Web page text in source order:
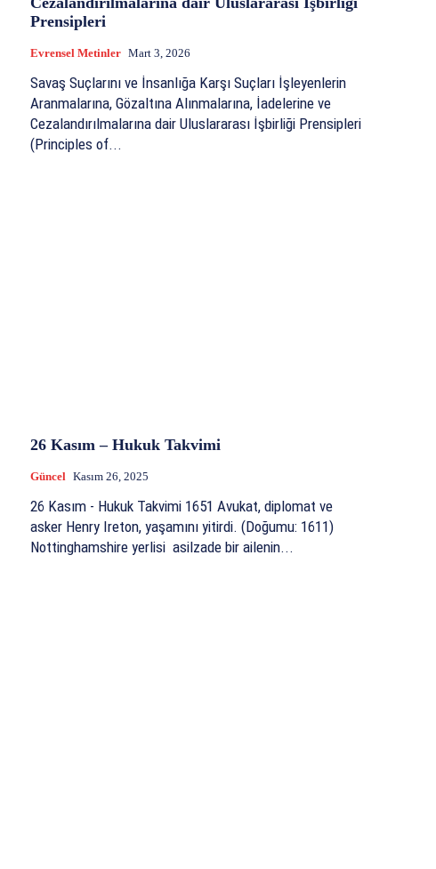
Prensipleri
Evrensel Metinler Mart 3, 2026
Savaş Suçlarını ve İnsanlığa Karşı Suçları İşleyenlerin
Aranmalarına, Gözaltına Alınmalarına, İadelerine ve
Cezalandırılmalarına dair Uluslararası İşbirliği Prensipleri
(Principles of...
26 Kasım – Hukuk Takvimi
Güncel Kasım 26, 2025
26 Kasım - Hukuk Takvimi 1651 Avukat, diplomat ve
asker Henry Ireton, yaşamını yitirdi. (Doğumu: 1611)
Nottinghamshire yerlisi asilzade bir ailenin...